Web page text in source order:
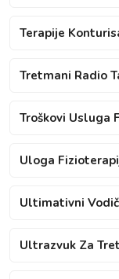
Terapije
Tretmani Radio
Troškovi Usluga
Uloga
Ultimativni
Ultrazvuk Za